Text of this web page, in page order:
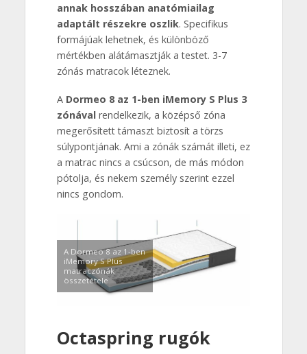
annak hosszában anatómiailag
adaptált részekre oszlik. Specifikus
formájúak lehetnek, és különböző
mértékben alátámasztják a testet. 3-7
zónás matracok léteznek.
A Dormeo 8 az 1-ben iMemory S Plus 3
zónávalrendelkezik, a középső zóna
megerősített támaszt biztosít a törzs
súlypontjának. Ami a zónák számát illeti, ez
a matrac nincs a csúcson, de más módon
pótolja, és nekem személy szerint ezzel
nincs gondom.
A Dormeo 8 az 1-ben
iMemory S Plus
matraczónák
összetétele
Octaspring rugók